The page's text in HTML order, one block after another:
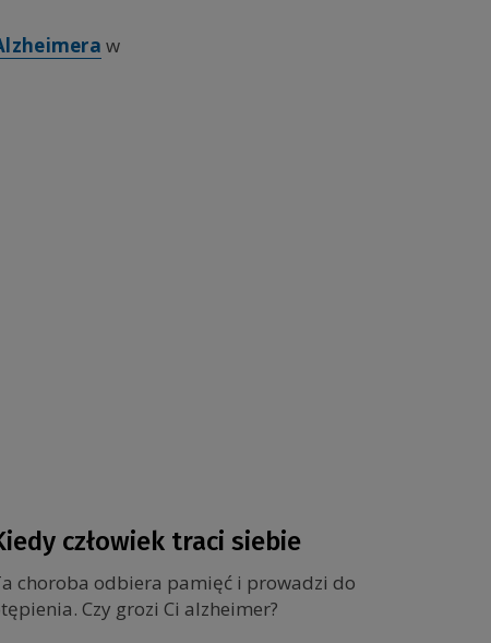
w
człowiek traci siebie
choroba odbiera pamięć i prowadzi do
Czy grozi Ci alzheimer?